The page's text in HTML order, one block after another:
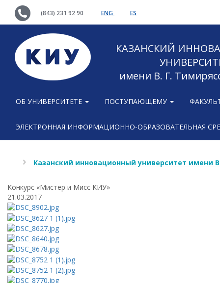
(843) 231 92 90 ENG ES
КАЗАНСКИЙ
имени В. Г.
ОБ УНИВЕРСИТЕТЕ ПОСТУПАЮЩЕМУ
ЭЛЕКТРОННАЯ ИНФОРМАЦИОННО-ОБРАЗОВАТЕЛЬНАЯ
Казанский инновационный университет имени
Конкурс «Мистер и Мисс КИУ»
21.03.2017